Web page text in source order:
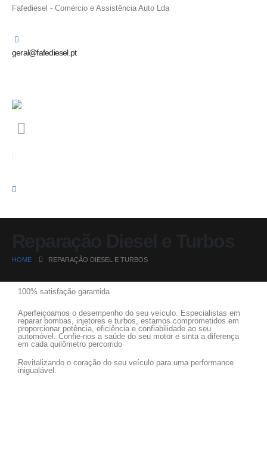
Fafediesel - Comércio e Assistência Auto Lda
geral@fafediesel.pt
HOME REPARAÇÃO DIESEL E TURBOS
100% satisfação garantida
Aperfeiçoamos o desempenho do seu veículo. Especialistas em
reparar bombas, injetores e turbos, estamos comprometidos em
proporcionar potência, eficiência e confiabilidade ao seu
automóvel. Confie-nos a saúde do seu motor e sinta a diferença
em cada quilômetro percorrido
Revitalizando o coração do seu veículo para uma performance
inigualável.